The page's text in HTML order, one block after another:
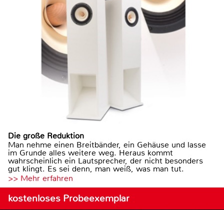
Die große Reduktion
Man nehme einen Breitbänder, ein Gehäuse und lasse
im Grunde alles weitere weg. Heraus kommt
wahrscheinlich ein Lautsprecher, der nicht besonders
gut klingt. Es sei denn, man weiß, was man tut.
>> Mehr erfahren
kostenloses Probeexemplar